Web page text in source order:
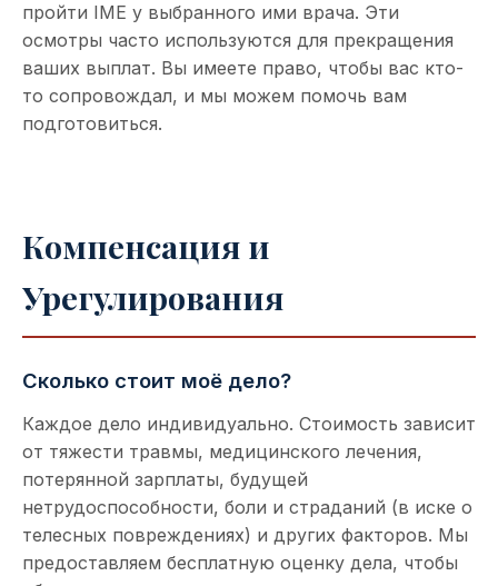
пройти IME у выбранного ими врача. Эти
осмотры часто используются для прекращения
ваших выплат. Вы имеете право, чтобы вас кто-
то сопровождал, и мы можем помочь вам
подготовиться.
Компенсация и
Урегулирования
Сколько стоит моё дело?
Каждое дело индивидуально. Стоимость зависит
от тяжести травмы, медицинского лечения,
потерянной зарплаты, будущей
нетрудоспособности, боли и страданий (в иске о
телесных повреждениях) и других факторов. Мы
предоставляем бесплатную оценку дела, чтобы